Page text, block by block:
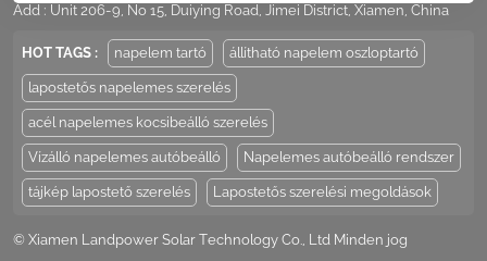
Add : Unit 206-9, No 15, Duiying Road, Jimei District, Xiamen, China
HOT TAGS : napelem tartó állítható napelem oszloptartó
lapostetős napelemes szerelés
acél napelemes kocsibeálló szerelés
Vízálló napelemes autóbeálló Napelemes autóbeálló rendszer
tájkép lapostető szerelés Lapostetős szerelési megoldások
© Xiamen Landpower Solar Technology Co., Ltd Minden jog